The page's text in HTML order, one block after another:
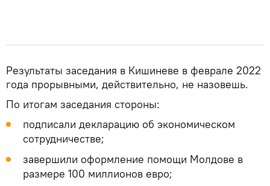
Результаты заседания в Кишиневе в феврале 2022
года прорывными, действительно, не назовешь.
По итогам заседания стороны:
подписали декларацию об экономическом
сотрудничестве;
завершили оформление помощи Молдове в
размере 100 миллионов евро;